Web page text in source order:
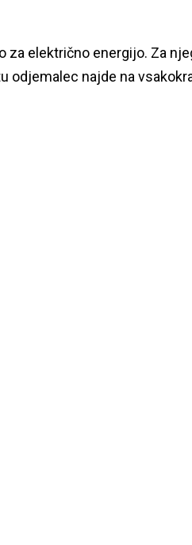
električno energijo. Za
odjemalec najde na